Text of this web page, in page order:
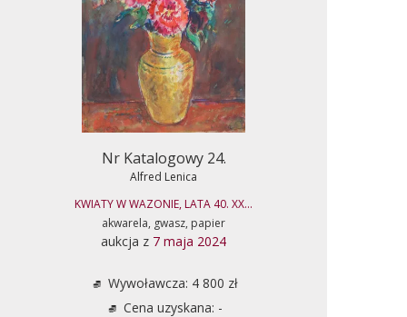
Nr Katalogowy 24.
Alfred Lenica
KWIATY W WAZONIE, LATA 40. XX...
akwarela, gwasz, papier
aukcja z 7 maja 2024
Wywoławcza: 4 800 zł
Cena uzyskana: -